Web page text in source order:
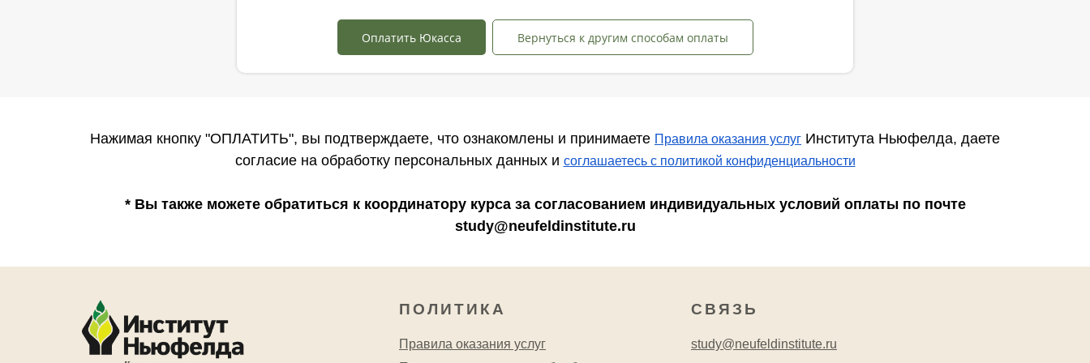
Оплатить Юкасса Вернуться к другим способам оплаты
Нажимая кнопку "ОПЛАТИТЬ", вы подтверждаете, что ознакомлены и принимаете Правила оказания услуг Института Ньюфелда, даете
согласие на обработку персональных данных и соглашаетесь c политикой конфиденциальности
* Вы также можете обратиться к координатору курса за согласованием индивидуальных условий оплаты по почте
study@neufeldinstitute.ru
СВЯЗЬ
study@neufeldinstitute.ru
ПОЛИТИКА
Правила оказания услуг